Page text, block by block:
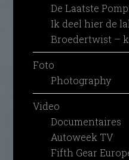
De Laatste
Ik deel hier de
Broedertwist –
Foto
Photography
Video
Documentaires
Autoweek TV
Fifth Gear